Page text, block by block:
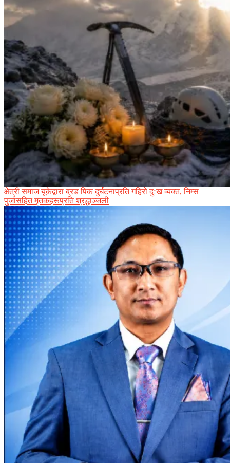
क्षेत्री समाज यूकेद्वारा ब्रड पिक दुर्घटनाप्रति गहिरो दुःख व्यक्त, निम्स
पुर्जासहित मृतकहरूप्रति श्रद्धाञ्जली